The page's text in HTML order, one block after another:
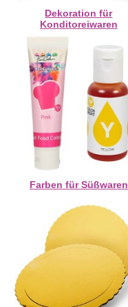
Dekoration für
Konditoreiwaren
Farben für Süßwaren